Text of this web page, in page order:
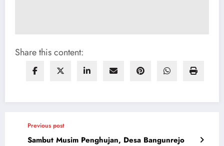
Share this content:
Previous post
Sambut Musim Penghujan, Desa Bangunrejo